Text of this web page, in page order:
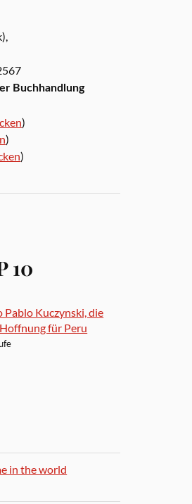
Buchhandlung
)
)
)
10
Pablo Kuczynski, die
für Peru
in the world